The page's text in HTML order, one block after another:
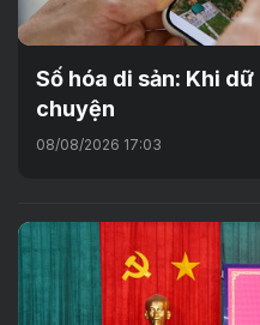
Số hóa di sản: Khi
chuyện
08/08/2026 17:03